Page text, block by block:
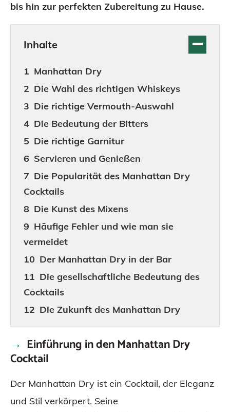
bis hin zur perfekten Zubereitung zu Hause.
Inhalte
Manhattan Dry
Die Wahl des richtigen Whiskeys
Die richtige Vermouth-Auswahl
Die Bedeutung der Bitters
Die richtige Garnitur
Servieren und Genießen
Die Popularität des Manhattan Dry
Cocktails
Die Kunst des Mixens
Häufige Fehler und wie man sie
vermeidet
Der Manhattan Dry in der Bar
Die gesellschaftliche Bedeutung des
Cocktails
Die Zukunft des Manhattan Dry
Cocktails
Fazit
Einführung in den Manhattan Dry
Cocktail
Der Manhattan Dry ist ein Cocktail, der Eleganz
und Stil verkörpert. Seine